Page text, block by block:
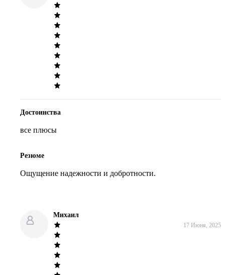
Достоинства
все плюсы
Резюме
Ощущение надежности и добротности.
Михаил
17 Июня, 2025